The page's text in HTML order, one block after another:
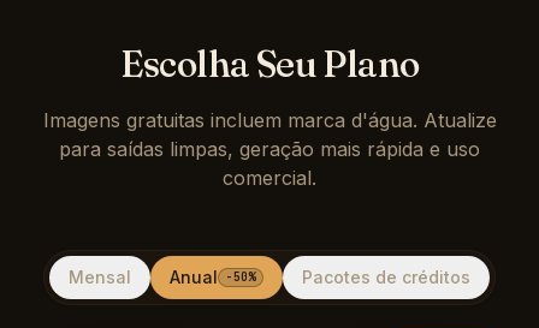
Escolha Seu Plano
Imagens gratuitas incluem marca d'água. Atualize
para saídas limpas, geração mais rápida e uso
comercial.
Mensal Anual -50% Pacotes de créditos